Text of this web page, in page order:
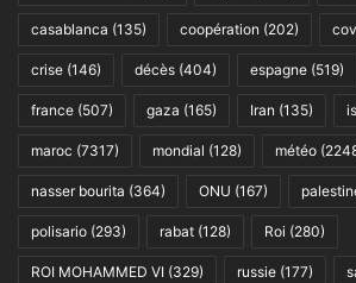
casablanca (135) coopération (202)
crise (146) décès (404) espagne (519)
france (507) gaza (165) Iran (135)
maroc (7317) mondial (128) météo
nasser bourita (364) ONU (167)
polisario (293) rabat (128) Roi (280)
ROI MOHAMMED VI (329) russie (177)